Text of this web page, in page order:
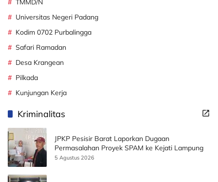
TMMD/N
Universitas Negeri Padang
Kodim 0702 Purbalingga
Safari Ramadan
Desa Krangean
Pilkada
Kunjungan Kerja
Kriminalitas
JPKP Pesisir Barat Laporkan Dugaan
Permasalahan Proyek SPAM ke Kejati Lampung
5 Agustus 2026